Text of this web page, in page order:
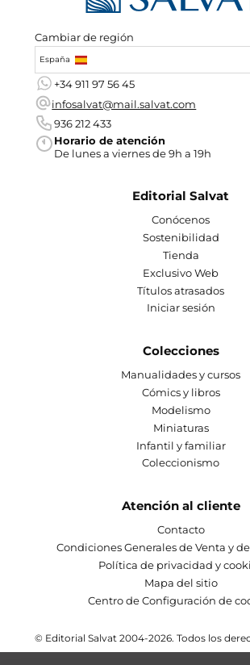
Cambiar de región
España
+34 911 97 56 45
infosalvat@mail.salvat.com
936 212 433
Horario de atención
De lunes a viernes de 9h a 19h
Editorial Salvat
Conócenos
Sostenibilidad
Tienda
Exclusivo Web
Títulos atrasados
Iniciar sesión
Colecciones
Manualidades y cursos
Cómics y libros
Modelismo
Miniaturas
Infantil y familiar
Coleccionismo
Atención al cliente
Contacto
Condiciones Generales de Venta y
Política de privacidad y
Mapa del sitio
Centro de Configuración de
© Editorial Salvat 2004-2026. Todos los